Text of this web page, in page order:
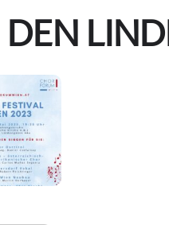
DEN